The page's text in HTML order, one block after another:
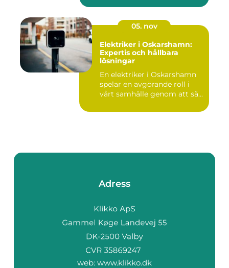
05. nov
Elektriker i Oskarshamn:
Expertis och hållbara
lösningar
En elektriker i Oskarshamn
spelar en avgörande roll i
vårt samhälle genom att sä...
Adress
web: www.klikko.dk